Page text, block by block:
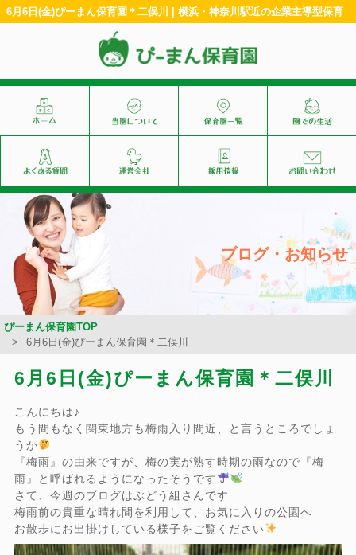
6月6日(金)ぴーまん保育園＊二俣川 | 横浜・神奈川駅近の企業主導型保育
ブログ・お知らせ
ぴーまん保育園TOP
6月6日(金)ぴーまん保育園＊二俣川
6月6日(金)ぴーまん保育園＊二俣川
こんにちは♪
もう間もなく関東地方も梅雨入り間近、と言うところでしょ
うか
『梅雨』の由来ですが、梅の実が熟す時期の雨なので『梅
雨』と呼ばれるようになったそうです
さて、今週のブログはぶどう組さんです
梅雨前の貴重な晴れ間を利用して、お気に入りの公園へ
お散歩にお出掛けしている様子をご覧ください